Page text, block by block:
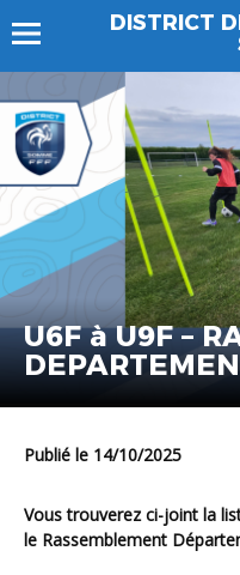
DISTRICT
U6F à U9F –
Publié le 14/10/2025
Vous trouverez ci-joint la
le Rassemblement